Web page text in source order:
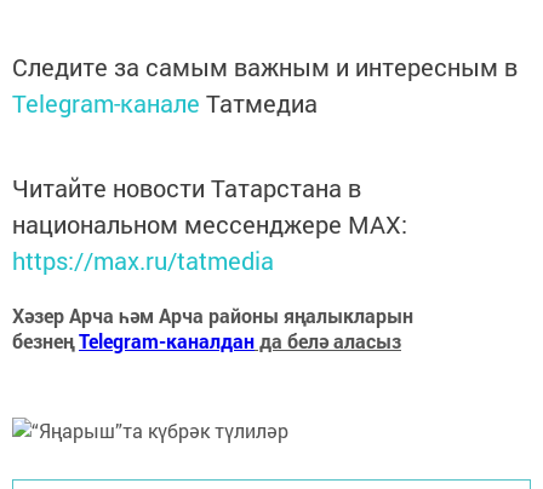
Следите за самым важным и интересным в
Telegram-канале Татмедиа
Читайте новости Татарстана в
национальном мессенджере MАХ:
https://max.ru/tatmedia
Хәзер Арча һәм Арча районы яңалыкларын
безнеңTelegram-каналданда белә аласыз